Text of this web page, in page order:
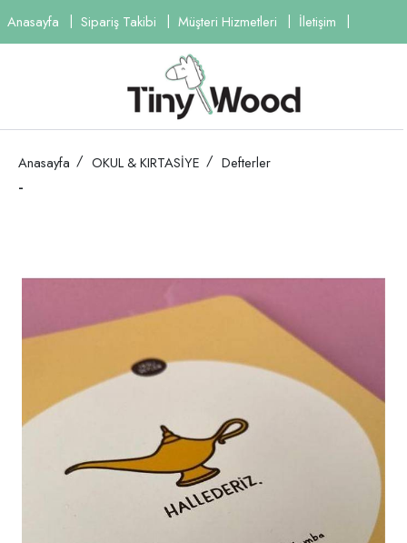
Anasayfa Sipariş Takibi Müşteri Hizmetleri İletişim
Anasayfa OKUL & KIRTASİYE Defterler
-